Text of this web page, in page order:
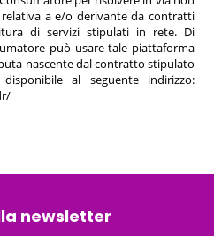
a e/o derivante da contratti
di servizi stipulati in rete. Di
può usare tale piattaforma
nascente dal contratto stipulato
al seguente indirizzo:
newsletter